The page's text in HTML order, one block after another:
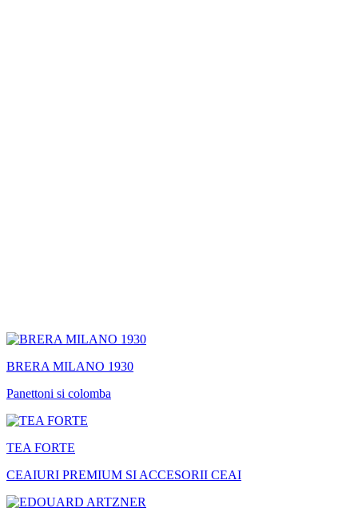
BRERA MILANO 1930
Panettoni si colomba
TEA FORTE
CEAIURI PREMIUM SI ACCESORII CEAI